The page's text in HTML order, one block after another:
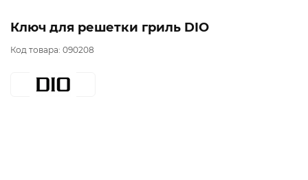
Ключ для решетки гриль DIO
Код товара: 090208